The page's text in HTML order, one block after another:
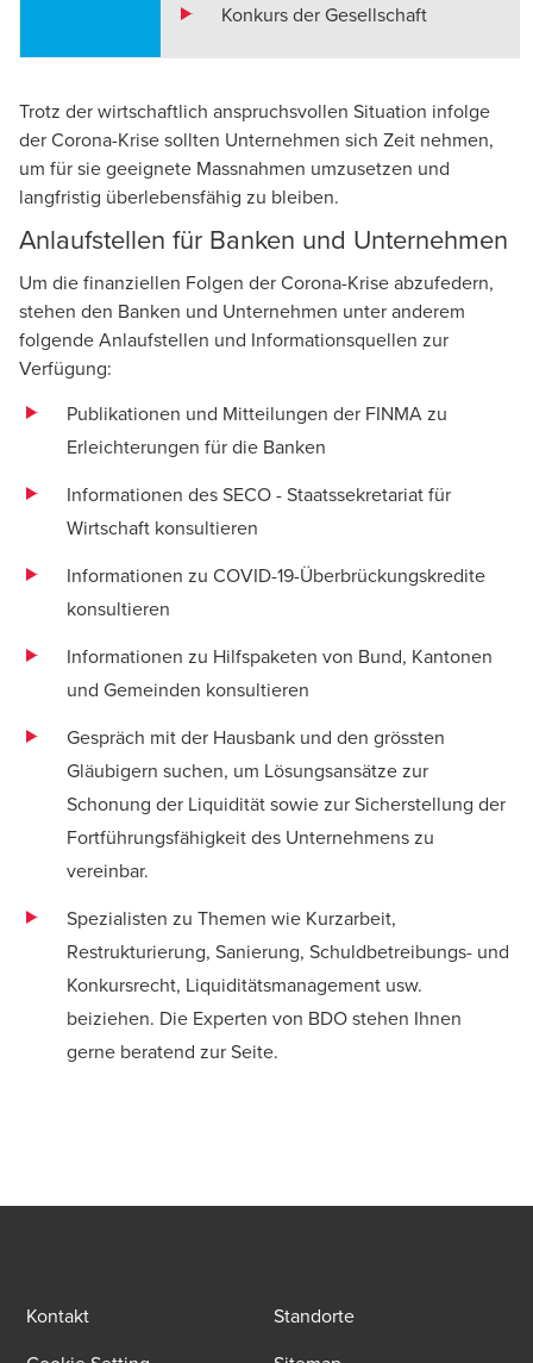
Konkurs der Gesellschaft
Trotz der wirtschaftlich anspruchsvollen Situation infolge
der Corona-Krise sollten Unternehmen sich Zeit nehmen,
um für sie geeignete Massnahmen umzusetzen und
langfristig überlebensfähig zu bleiben.
Anlaufstellen für Banken und Unternehmen
Um die finanziellen Folgen der Corona-Krise abzufedern,
stehen den Banken und Unternehmen unter anderem
folgende Anlaufstellen und Informationsquellen zur
Verfügung:
Publikationen und Mitteilungen der FINMAzu
Erleichterungen für die Banken
Informationen desSECO - Staatssekretariat für
Wirtschaft konsultieren
Informationen zu COVID-19-Überbrückungskredite
konsultieren
Informationen zu Hilfspaketen von Bund, Kantonen
und Gemeinden konsultieren
Gespräch mit der Hausbank und den grössten
Gläubigern suchen, um Lösungsansätze zur
Schonung der Liquidität sowie zur Sicherstellung der
Fortführungsfähigkeit des Unternehmens zu
vereinbar.
Spezialisten zu Themen wie Kurzarbeit,
Restrukturierung, Sanierung, Schuldbetreibungs- und
Konkursrecht, Liquiditätsmanagement usw.
beiziehen. Die Experten von BDO stehen Ihnen
gerne beratend zur Seite.
Kontakt
Standorte